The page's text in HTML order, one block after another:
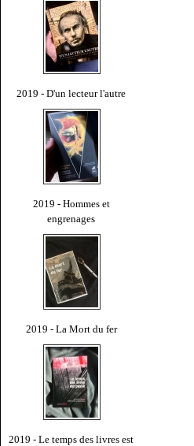
2019 - D'un lecteur l'autre
2019 - Hommes et
engrenages
2019 - La Mort du fer
2019 - Le temps des livres est